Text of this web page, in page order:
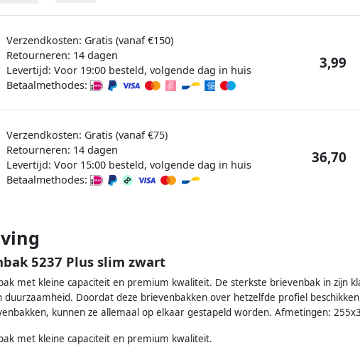
Verzendkosten: Gratis (vanaf €150)
Retourneren: 14 dagen
Levertijd: Voor 19:00 besteld, volgende dag in huis
Betaalmethodes:
3,99
Verzendkosten: Gratis (vanaf €75)
Retourneren: 14 dagen
Levertijd: Voor 15:00 besteld, volgende dag in huis
Betaalmethodes:
36,70
5237 Plus slim zwart
met kleine capaciteit en premium kwaliteit. De sterkste brievenbak in zijn
duurzaamheid. Doordat deze brievenbakken over hetzelfde profiel
kunnen ze allemaal op elkaar gestapeld worden. Afmetingen:
met kleine capaciteit en premium kwaliteit.